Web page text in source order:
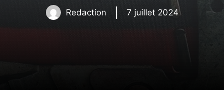
Redaction 7 juillet 2024